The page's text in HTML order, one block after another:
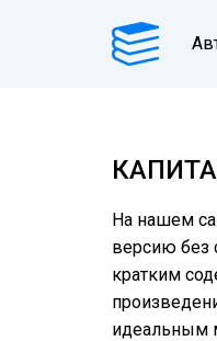
На нашем
версию без
кратким
идеальным